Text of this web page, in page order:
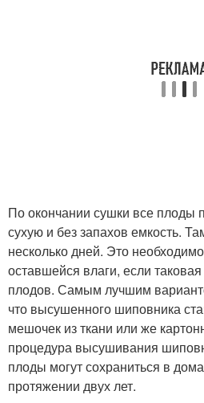
По окончании сушки все плоды
сухую и без запахов емкость.
несколько дней. Это
оставшейся влаги, если
плодов. Самым лучшим
что высушенного шиповника
мешочек из ткани или же
процедура высушивания
плоды могут сохраниться в
протяжении двух лет.